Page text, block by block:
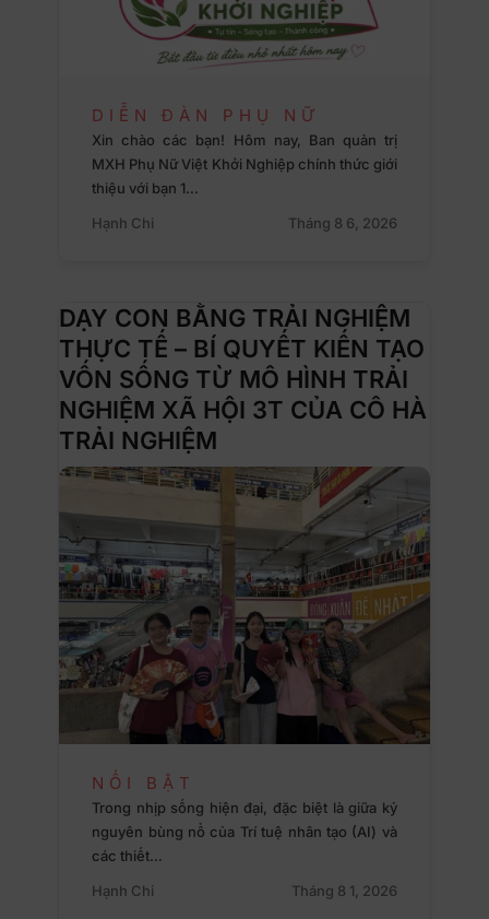
DIỄN ĐÀN PHỤ NỮ
Xin chào các bạn! Hôm nay, Ban quản trị
MXH Phụ Nữ Việt Khởi Nghiệp chính thức giới
thiệu với bạn 1…
Hạnh Chi
Tháng 8 6, 2026
DẠY CON BẰNG TRẢI NGHIỆM
THỰC TẾ – BÍ QUYẾT KIẾN TẠO
VỐN SỐNG TỪ MÔ HÌNH TRẢI
NGHIỆM XÃ HỘI 3T CỦA CÔ HÀ
TRẢI NGHIỆM
NỔI BẬT
Trong nhịp sống hiện đại, đặc biệt là giữa kỷ
nguyên bùng nổ của Trí tuệ nhân tạo (AI) và
các thiết…
Hạnh Chi
Tháng 8 1, 2026